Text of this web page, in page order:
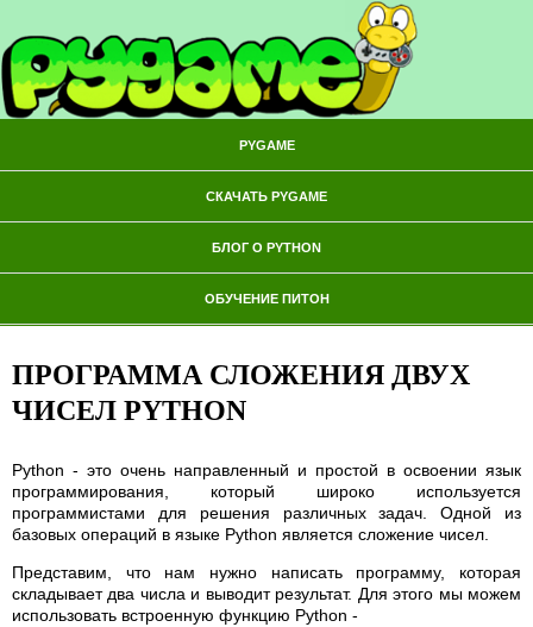
PYGAME
СКАЧАТЬ PYGAME
БЛОГ О PYTHON
ОБУЧЕНИЕ ПИТОН
ПРОГРАММА СЛОЖЕНИЯ ДВУХ
ЧИСЕЛ PYTHON
Python - это очень направленный и простой в освоении язык
программирования, который широко используется
программистами для решения различных задач. Одной из
базовых операций в языке Python является сложение чисел.
Представим, что нам нужно написать программу, которая
складывает два числа и выводит результат. Для этого мы можем
использовать встроенную функцию Python -